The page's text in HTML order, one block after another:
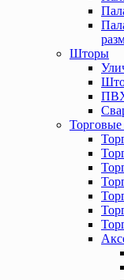
Шторы
Торговые